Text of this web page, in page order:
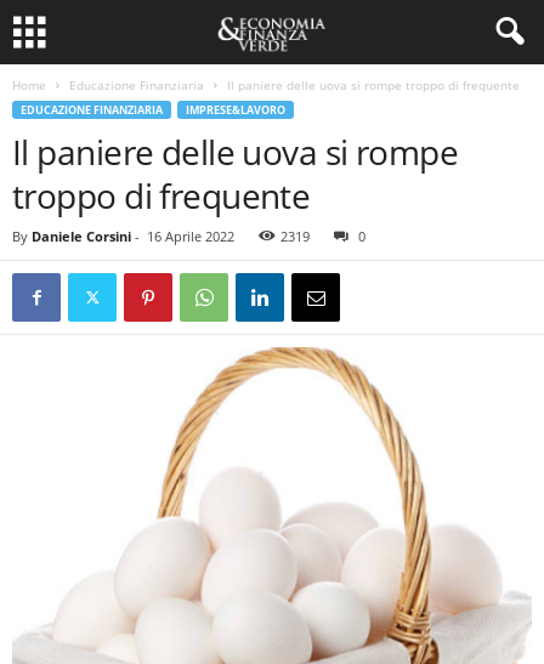
Home Educazione Finanziaria Il paniere delle uova si rompe troppo di frequente
EDUCAZIONE FINANZIARIA IMPRESE&LAVORO
Il paniere delle uova si rompe
troppo di frequente
By Daniele Corsini - 16 Aprile 2022 2319 0